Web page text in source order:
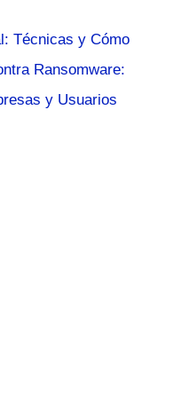
Técnicas y Cómo
Ransomware:
y Usuarios